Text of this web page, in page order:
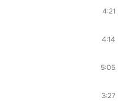
4:21
4:14
5:05
3:27